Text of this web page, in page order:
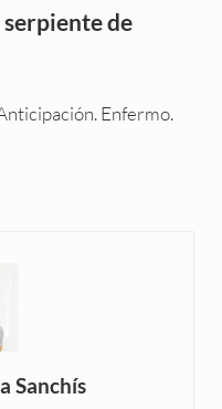
de
Enfermo.
Sanchís